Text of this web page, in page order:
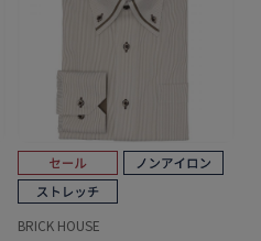
BRICK HOUSE